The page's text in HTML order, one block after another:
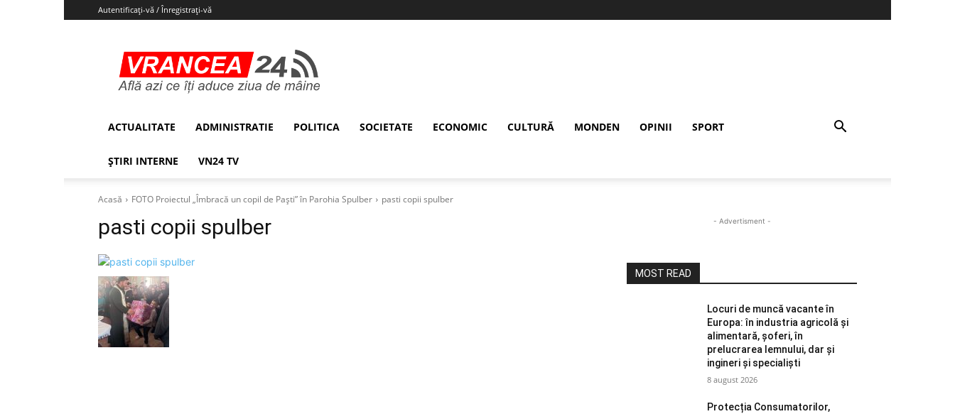
Autentificați-vă / Înregistrați-vă
ACTUALITATE ADMINISTRATIE POLITICA SOCIETATE ECONOMIC CULTURĂ MONDEN OPINII SPORT
ȘTIRI INTERNE VN24 TV
Acasă FOTO Proiectul „Îmbracă un copil de Paști” în Parohia Spulber pasti copii spulber
pasti copii spulber - Advertisment -
MOST READ
Locuri de muncă vacante în
Europa: în industria agricolă și
alimentară, șoferi, în
prelucrarea lemnului, dar și
ingineri și specialiști
8 august 2026
Protecția Consumatorilor,